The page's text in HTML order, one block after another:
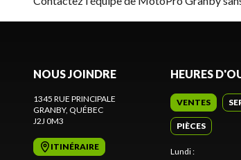
NOUS JOINDRE
1345 RUE PRINCIPALE
GRANBY, QUÉBEC
J2J 0M3
ITINÉRAIRE
HEURES
VENTES
PIÈCES
Lundi: